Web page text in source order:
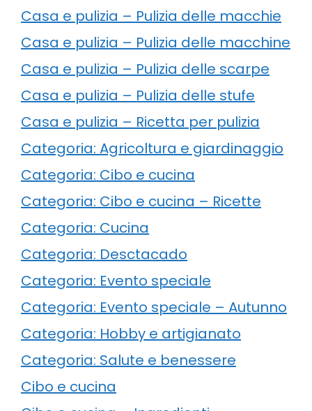
Casa e pulizia – Pulizia delle macchie
Casa e pulizia – Pulizia delle macchine
Casa e pulizia – Pulizia delle scarpe
Casa e pulizia – Pulizia delle stufe
Casa e pulizia – Ricetta per pulizia
Categoria: Agricoltura e giardinaggio
Categoria: Cibo e cucina
Categoria: Cibo e cucina – Ricette
Categoria: Cucina
Categoria: Desctacado
Categoria: Evento speciale
Categoria: Evento speciale – Autunno
Categoria: Hobby e artigianato
Categoria: Salute e benessere
Cibo e cucina